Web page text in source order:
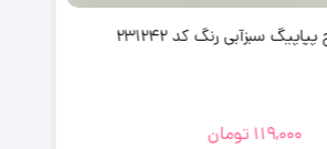
سبزآبی رنگ کد 231242
119,000تومان